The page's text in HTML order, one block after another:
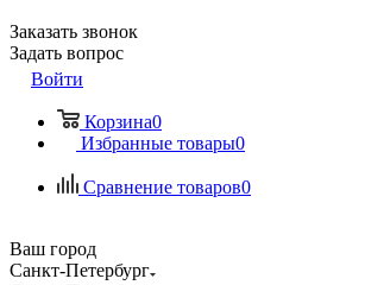
Заказать звонок
Задать вопрос
Войти
Корзина0
Избранные товары0
Сравнение товаров0
Ваш город
Санкт-Петербург